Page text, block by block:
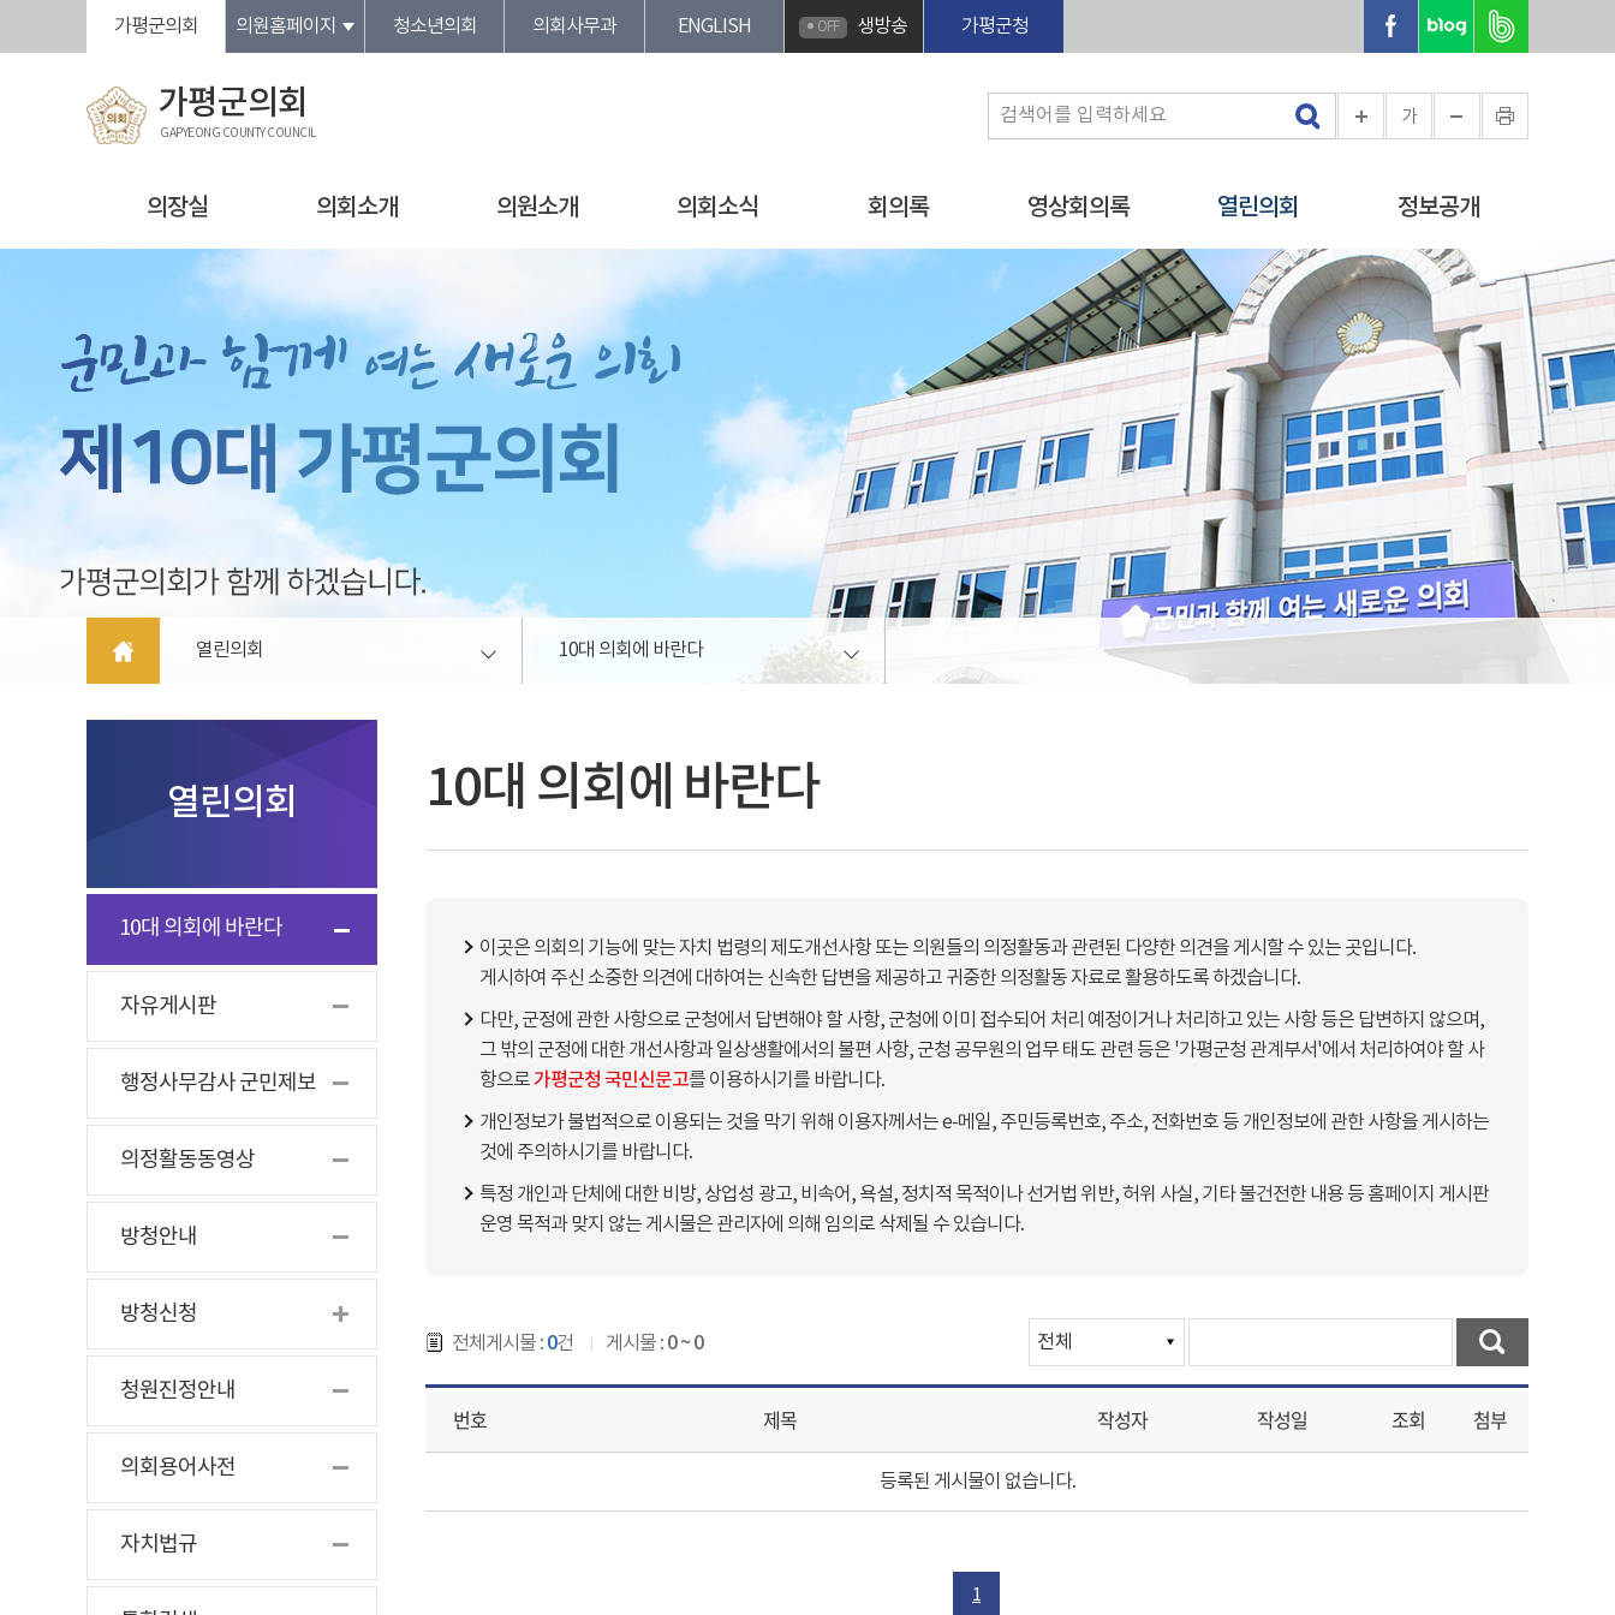
가평군의회 의원홈페이지 청소년의회 의회사무과 ENGLISH OFF 생방송 가평군청
가평군의회
GAPYEONG COUNTY COUNCIL
가
의장실 의회소개 의원소개 의회소식 회의록 영상회의록 열린의회 정보공개
열린의회 10대 의회에 바란다
열린의회
10대 의회에 바란다
자유게시판
행정사무감사 군민제보
의정활동동영상
방청안내
방청신청
청원진정안내
의회용어사전
자치법규
10대 의회에 바란다
이곳은 의회의 기능에 맞는 자치 법령의 제도개선사항 또는 의원들의 의정활동과 관련된 다양한 의견을 게시할 수 있는 곳입니다.
게시하여 주신 소중한 의견에 대하여는 신속한 답변을 제공하고 귀중한 의정활동 자료로 활용하도록 하겠습니다.
다만, 군정에 관한 사항으로 군청에서 답변해야 할 사항, 군청에 이미 접수되어 처리 예정이거나 처리하고 있는 사항 등은 답변하지 않으며,
그 밖의 군정에 대한 개선사항과 일상생활에서의 불편 사항, 군청 공무원의 업무 태도 관련 등은 '가평군청 관계부서'에서 처리하여야 할 사
항으로가평군청 국민신문고를 이용하시기를 바랍니다.
개인정보가 불법적으로 이용되는 것을 막기 위해 이용자께서는 e-메일, 주민등록번호, 주소, 전화번호 등 개인정보에 관한 사항을 게시하는
것에 주의하시기를 바랍니다.
특정 개인과 단체에 대한 비방, 상업성 광고, 비속어, 욕설, 정치적 목적이나 선거법 위반, 허위 사실, 기타 불건전한 내용 등 홈페이지 게시판
운영 목적과 맞지 않는 게시물은 관리자에 의해 임의로 삭제될 수 있습니다.
전체게시물 : 0건 게시물 : 0 ~ 0
번호 제목 작성자 작성일 조회 첨부
등록된 게시물이 없습니다.
1